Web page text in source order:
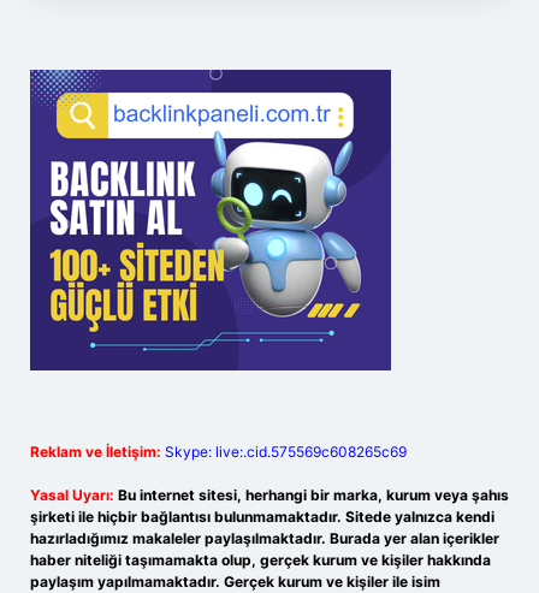
Reklam ve İletişim: Skype: live:.cid.575569c608265c69
Yasal Uyarı: Bu internet sitesi, herhangi bir marka, kurum veya şahıs
şirketi ile hiçbir bağlantısı bulunmamaktadır. Sitede yalnızca kendi
hazırladığımız makaleler paylaşılmaktadır. Burada yer alan içerikler
haber niteliği taşımamakta olup, gerçek kurum ve kişiler hakkında
paylaşım yapılmamaktadır. Gerçek kurum ve kişiler ile isim